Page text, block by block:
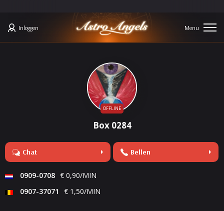
Inloggen
OFFLINE
Box 0284
Chat Bellen
0909-0708 € 0,90/MIN
0907-37071
€ 1,50/MIN